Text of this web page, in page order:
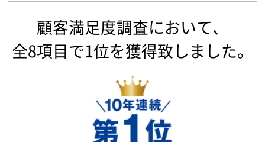
顧客満足度調査において、
全8項目で1位を獲得致しました。